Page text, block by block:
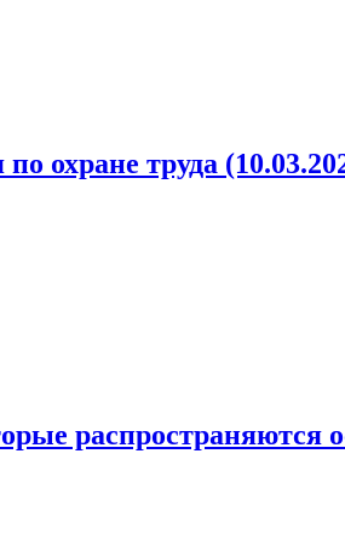
охране труда
распространяются